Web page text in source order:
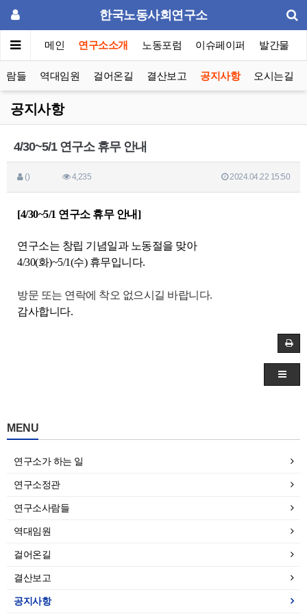
한국노동사회연구소
메인 연구소소개 노동포럼 이슈페이퍼 발간물
람들 역대임원 걸어온길 결산보고 공지사항 오시는길
공지사항
4/30~5/1 연구소 휴무 안내
() 4,235 2024.04.22 15:50
[4/30~5/1 연구소 휴무 안내]
연구소는 창립 기념일과 노동절을 맞아
4/30(화)~5/1(수) 휴무입니다.
방문 또는 연락에 착오 없으시길 바랍니다.
감사합니다.
MENU
연구소가 하는 일
연구소정관
연구소사람들
역대임원
걸어온길
결산보고
공지사항